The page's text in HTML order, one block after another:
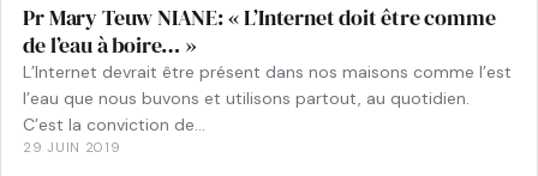
Pr Mary Teuw NIANE: « L’Internet doit être comme
de l’eau à boire… »
L’Internet devrait être présent dans nos maisons comme l’est
l’eau que nous buvons et utilisons partout, au quotidien.
C’est la conviction de…
29 JUIN 2019